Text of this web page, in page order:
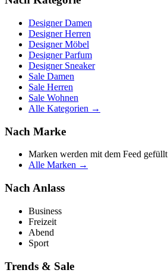
Designer Damen
Designer Herren
Designer Möbel
Designer Parfum
Designer Sneaker
Sale Damen
Sale Herren
Sale Wohnen
Alle Kategorien →
Nach Marke
Marken werden mit dem Feed gefüllt
Alle Marken →
Nach Anlass
Business
Freizeit
Abend
Sport
Trends & Sale